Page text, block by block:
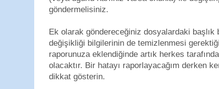
göndermelisiniz.
Ek olarak göndereceğiniz dosyalardaki
değişikliği bilgilerinin de temizlenmesi
raporunuza eklendiğinde artık herkes
olacaktır. Bir hatayı raporlayacağım derken
dikkat gösterin.